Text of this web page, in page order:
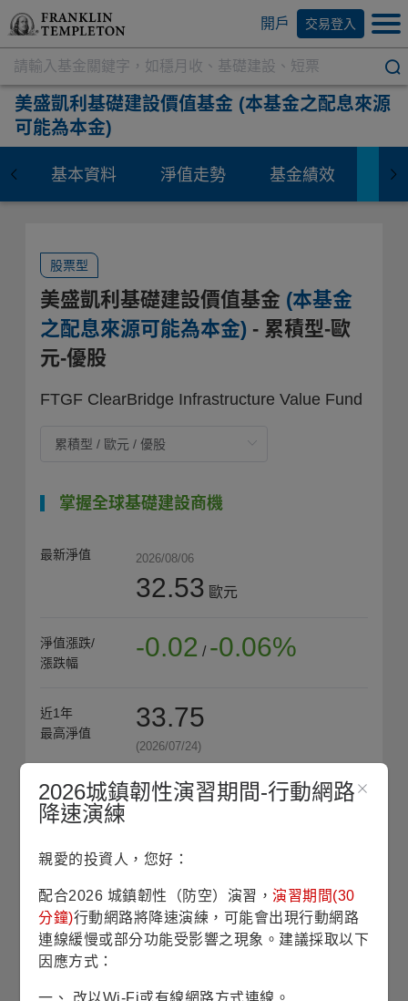
開戶 交易登入
美盛凱利基礎建設價值基金 (本基金之配息來源
可能為本金)
基本資料 淨值走勢 基金績效 資
股票型
美盛凱利基礎建設價值基金 (本基金
之配息來源可能為本金) - 累積型-歐
元-優股
FTGF ClearBridge Infrastructure Value Fund
掌握全球基礎建設商機
最新淨值 2026/08/06
32.53 歐元
淨值漲跌/
漲跌幅
-0.02 / -0.06%
近1年
最高淨值
33.75
(2026/07/24)
近1年
平均淨值
31.03
申購請洽銷售機構 銷售機構查詢
2026城鎮韌性演習期間-行動網路
降速演練
親愛的投資人，您好：
配合2026 城鎮韌性（防空）演習，演習期間(30
分鐘)行動網路將降速演練，可能會出現行動網路
連線緩慢或部分功能受影響之現象。建議採取以下
因應方式：
一、 改以Wi-Fi或有線網路方式連線。